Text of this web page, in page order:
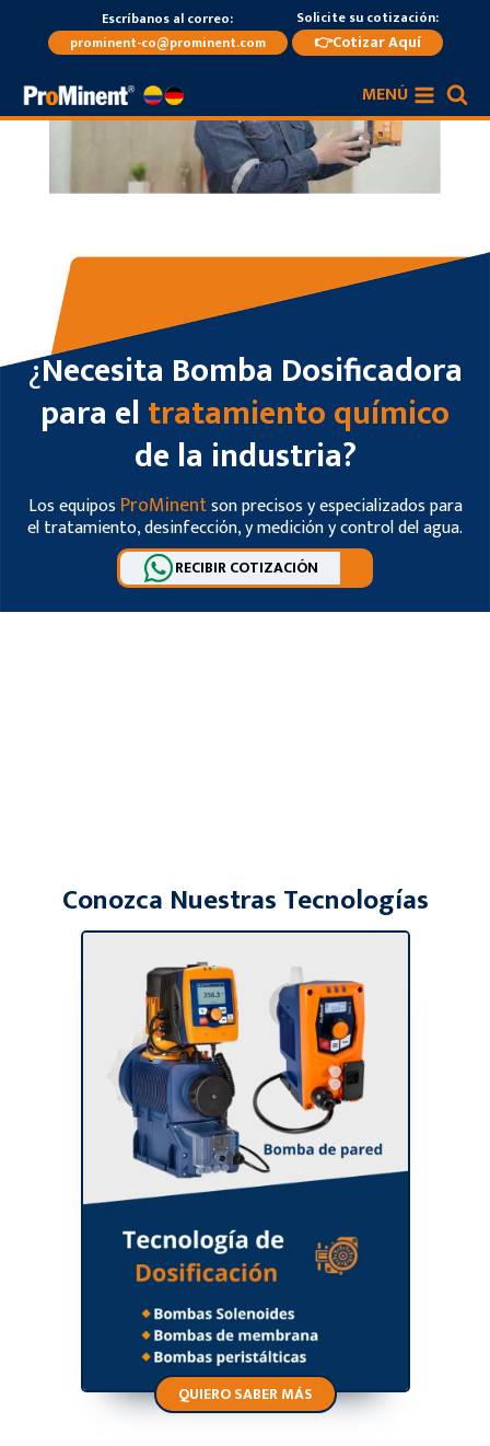
contenido
Escríbanos al correo:
prominent-co@prominent.com
Solicite su cotización:
👉Cotizar Aquí
MENÚ
¿Necesita Bomba Dosificadora
para eltratamiento químico
de la industria?
Los equipos ProMinentson precisos y especializados para
el tratamiento, desinfección, y medición y control del agua.
RECIBIR COTIZACIÓN
Conozca Nuestras Tecnologías
QUIERO SABER MÁS